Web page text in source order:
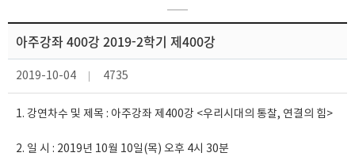
아주강좌 400강 2019-2학기 제400강
2019-10-04 4735
1. 강연차수 및 제목 : 아주강좌 제400강 <우리시대의 통찰, 연결의 힘>
2. 일 시 : 2019년 10월 10일(목) 오후 4시 30분